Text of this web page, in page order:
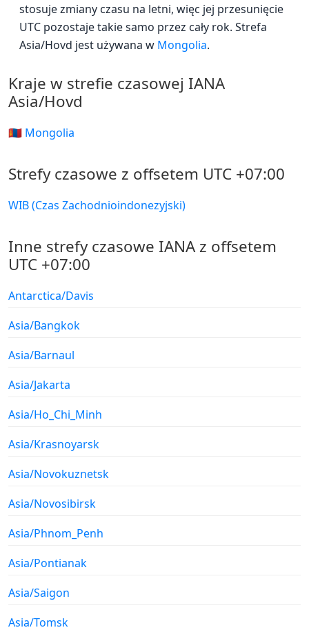
stosuje zmiany czasu na letni, więc jej przesunięcie
UTC pozostaje takie samo przez cały rok. Strefa
Asia/Hovd jest używana w Mongolia.
Kraje w strefie czasowej IANA
Asia/Hovd
🇲🇳 Mongolia
Strefy czasowe z offsetem UTC +07:00
WIB (Czas Zachodnioindonezyjski)
Inne strefy czasowe IANA z offsetem
UTC +07:00
Antarctica/Davis
Asia/Bangkok
Asia/Barnaul
Asia/Jakarta
Asia/Ho_Chi_Minh
Asia/Krasnoyarsk
Asia/Novokuznetsk
Asia/Novosibirsk
Asia/Phnom_Penh
Asia/Pontianak
Asia/Saigon
Asia/Tomsk